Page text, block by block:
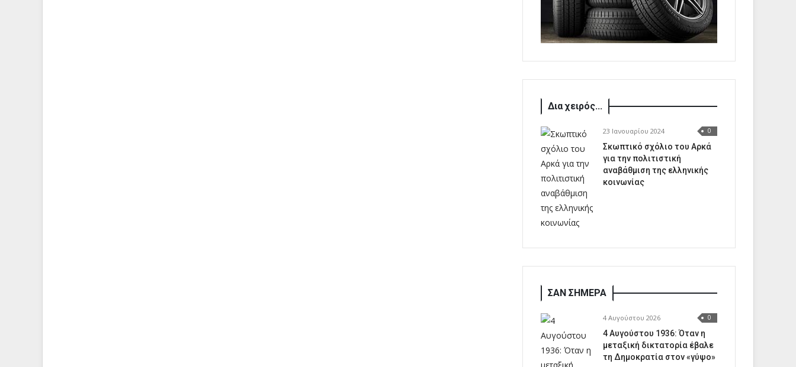
Δια χειρός...
23 Ιανουαρίου 2024 0
Σκωπτικό σχόλιο του Αρκά
για την πολιτιστική
αναβάθμιση της ελληνικής
κοινωνίας
ΣΑΝ ΣΗΜΕΡΑ
4 Αυγούστου 2026 0
4 Αυγούστου 1936: Όταν η
μεταξική δικτατορία έβαλε
τη Δημοκρατία στον «γύψο»